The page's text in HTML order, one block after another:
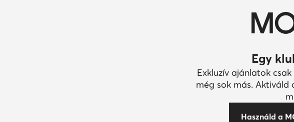
Egy
Exkluzív ajánlatok
még sok más. Aktiváld
Használd a